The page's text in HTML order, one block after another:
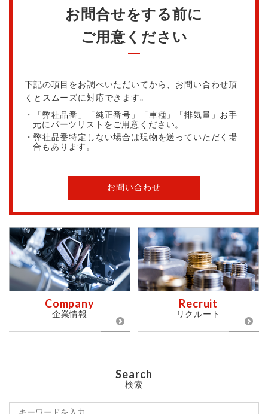
お問合せをする前に
ご用意ください
下記の項目をお調べいただいてから、お問い合わせ頂
くとスムーズに対応できます｡
・「弊社品番」「純正番号」「車種」「排気量」お手
元にパーツリストをご用意ください。
・弊社品番特定しない場合は現物を送っていただく場
合もあります。
お問い合わせ
Company
企業情報
Recruit
リクルート
Search
検索